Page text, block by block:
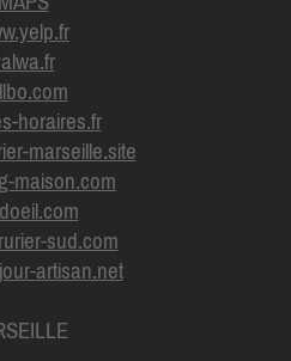
horaires.fr
marseille.site
maison.com
sud.com
artisan.net